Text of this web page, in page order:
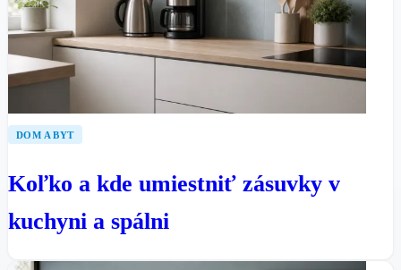
DOM A BYT
Koľko a kde umiestniť zásuvky v
kuchyni a spálni